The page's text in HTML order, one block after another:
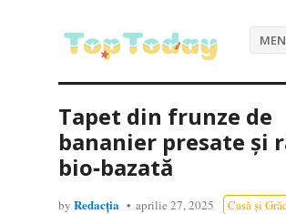
Tapet din frunze de
bananier presate și
bio‑bazată
by Redacția aprilie 27, 2025 Casă și